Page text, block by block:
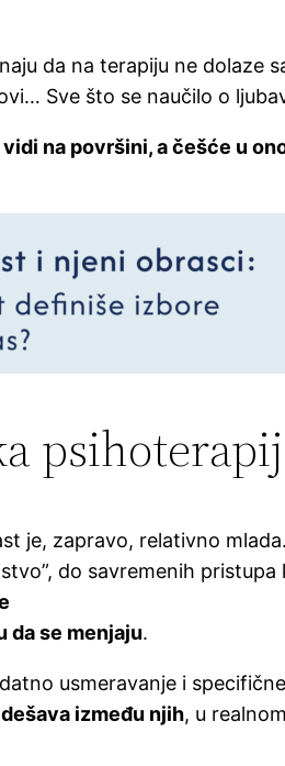
da na terapiju ne
Sve što se naučilo o
na površini, a češće u
je, zapravo, relativno
do savremenih
da se menjaju.
usmeravanje i
između njih, u